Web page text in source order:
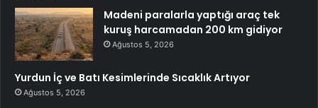
Madeni paralarla yaptığı araç tek
kuruş harcamadan 200 km gidiyor
Ağustos 5, 2026
Yurdun İç ve Batı Kesimlerinde Sıcaklık Artıyor
Ağustos 5, 2026